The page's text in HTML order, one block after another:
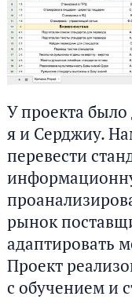
У проекта
я и Серджиу.
перевести
рынок
адаптировать
Проект
с обучением и